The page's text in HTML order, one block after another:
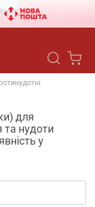
для
та нудоти
у